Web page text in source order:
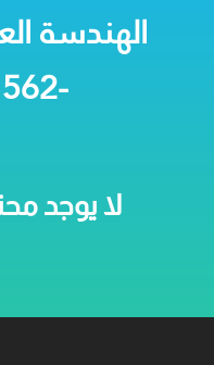
الهندسة
-2104081562
لا يوجد